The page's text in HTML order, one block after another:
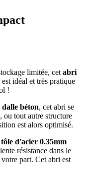
limitée, cet abri
est idéal et très pratique
!
béton, cet abri se
ou tout autre structure
est alors optimisé.
d'acier 0.35mm
résistance dans le
votre part. Cet abri est